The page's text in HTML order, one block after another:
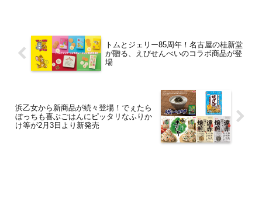
トムとジェリー85周年！名古屋の桂新堂
が贈る、えびせんべいのコラボ商品が登
場
浜乙女から新商品が続々登場！でぇたら
ぼっちも喜ぶごはんにピッタリなふりか
け等が2月3日より新発売